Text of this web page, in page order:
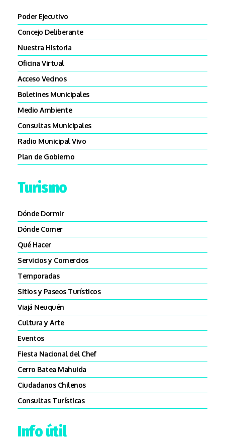
Poder Ejecutivo
Concejo Deliberante
Nuestra Historia
Oficina Virtual
Acceso Vecinos
Boletines Municipales
Medio Ambiente
Consultas Municipales
Radio Municipal Vivo
Plan de Gobierno
Turismo
Dónde Dormir
Dónde Comer
Qué Hacer
Servicios y Comercios
Temporadas
SItios y Paseos Turísticos
Viajá Neuquén
Cultura y Arte
Eventos
Fiesta Nacional del Chef
Cerro Batea Mahuida
Ciudadanos Chilenos
Consultas Turísticas
Info útil